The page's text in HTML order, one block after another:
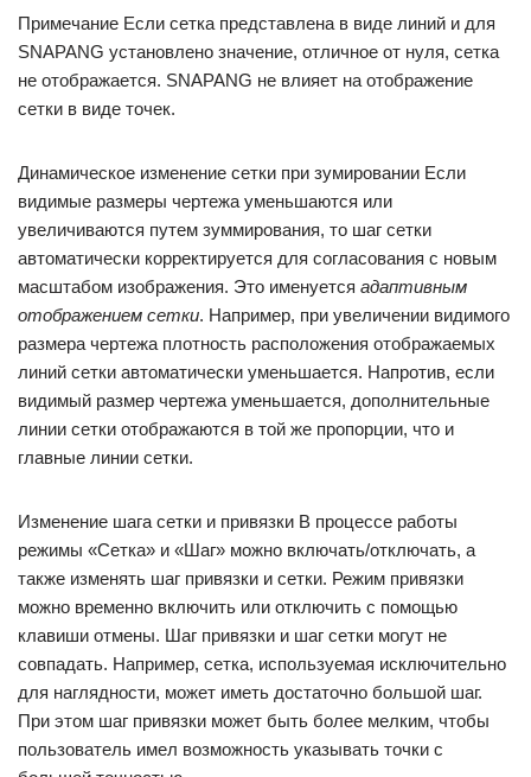
Примечание Если сетка представлена в виде линий и для
SNAPANG установлено значение, отличное от нуля, сетка
не отображается. SNAPANG не влияет на отображение
сетки в виде точек.
Динамическое изменение сетки при зумировании Если
видимые размеры чертежа уменьшаются или
увеличиваются путем зуммирования, то шаг сетки
автоматически корректируется для согласования с новым
масштабом изображения. Это именуется адаптивным
отображением сетки. Например, при увеличении видимого
размера чертежа плотность расположения отображаемых
линий сетки автоматически уменьшается. Напротив, если
видимый размер чертежа уменьшается, дополнительные
линии сетки отображаются в той же пропорции, что и
главные линии сетки.
Изменение шага сетки и привязки В процессе работы
режимы «Сетка» и «Шаг» можно включать/отключать, а
также изменять шаг привязки и сетки. Режим привязки
можно временно включить или отключить с помощью
клавиши отмены. Шаг привязки и шаг сетки могут не
совпадать. Например, сетка, используемая исключительно
для наглядности, может иметь достаточно большой шаг.
При этом шаг привязки может быть более мелким, чтобы
пользователь имел возможность указывать точки с